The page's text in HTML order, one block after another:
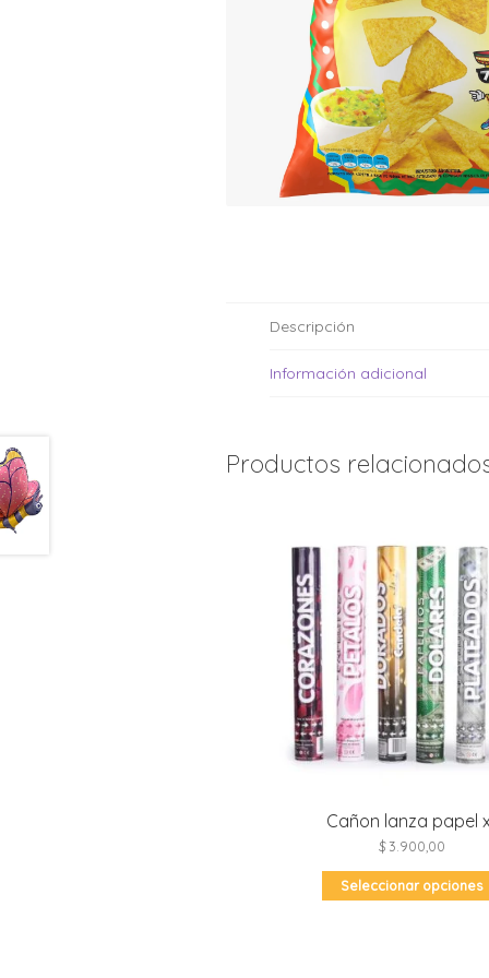
Fechas patrias
Halloween
Navidad
Pascuas
San patricio
Vuelta al cole
Moldes de silicona
Pirotines
Pre-mezclas
Velas y bengalas
Descripción
Información adicional
Productos
Cañon lanza papel
$3.900,00
Seleccionar opciones